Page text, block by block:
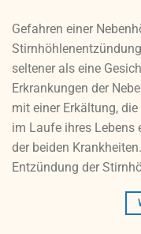
Gefahren einer
seltener als eine
Erkrankungen der
mit einer Erkältung,
im Laufe ihres Lebens
der beiden
Entzündung der